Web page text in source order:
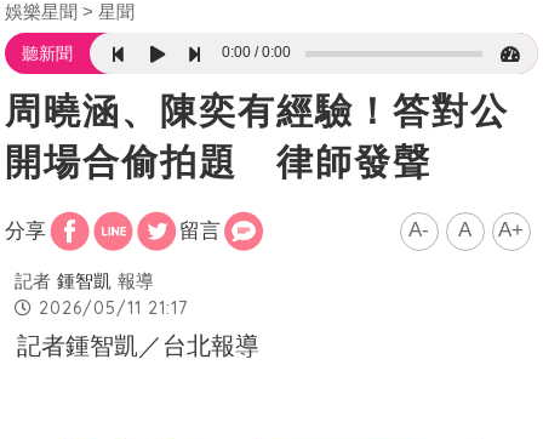
娛樂星聞 星聞
聽新聞 0:00 0:00
周曉涵、陳奕有經驗！答對公
開場合偷拍題 律師發聲
分享 留言 A- A A+
記者 鍾智凱 報導
2026/05/11 21:17
記者鍾智凱／台北報導